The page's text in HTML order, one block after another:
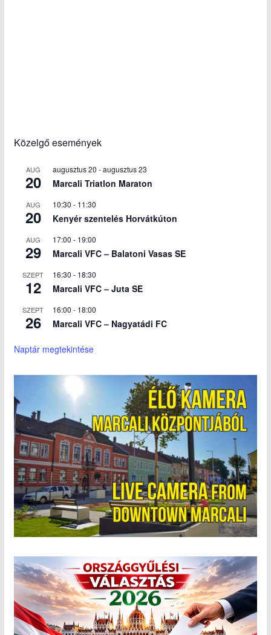
Közelgő események
AUG
20
augusztus 20 -augusztus 23
Marcali Triatlon Maraton
AUG
20
10:30 - 11:30
Kenyér szentelés Horvátkúton
AUG
29
17:00 - 19:00
Marcali VFC – Balatoni Vasas SE
SZEPT
12
16:30 - 18:30
Marcali VFC – Juta SE
SZEPT
26
16:00 - 18:00
Marcali VFC – Nagyatádi FC
Naptár megtekintése